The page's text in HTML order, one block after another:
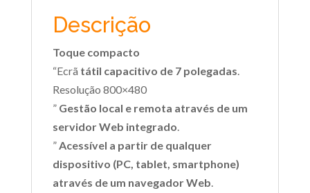
Descrição
Toque compacto
“Ecrã tátil capacitivo de 7 polegadas
Resolução 800×480
” Gestão local e remota através de um
servidor Web integrado
” Acessível a partir de qualquer
dispositivo (PC, tablet, smartphone)
através de um navegador Web